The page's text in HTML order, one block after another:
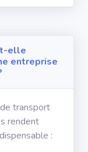
elle
entreprise
transport
rendent
: